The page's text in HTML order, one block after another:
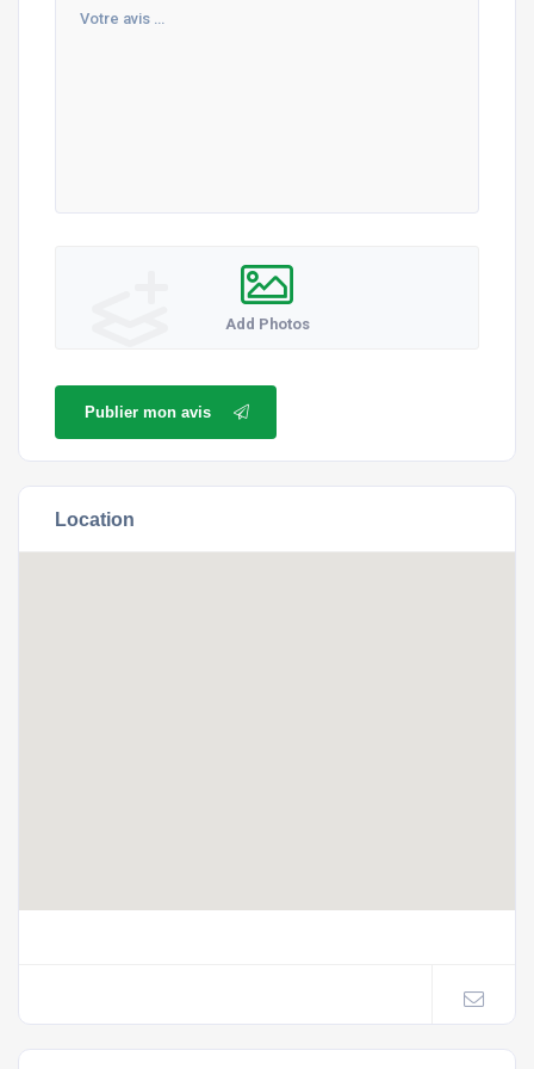
Add Photos
Publier mon avis
Location